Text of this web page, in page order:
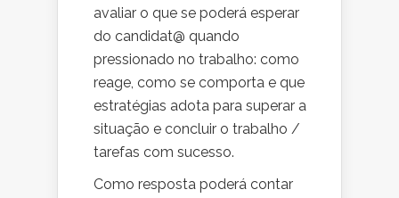
avaliar o que se poderá esperar
do candidat@ quando
pressionado no trabalho: como
reage, como se comporta e que
estratégias adota para superar a
situação e concluir o trabalho /
tarefas com sucesso.
Como resposta poderá contar